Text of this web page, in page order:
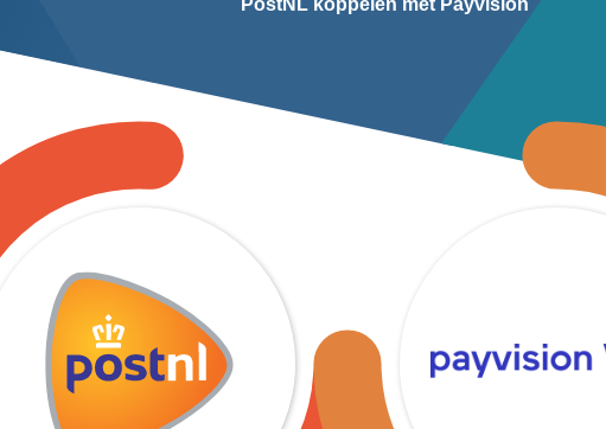
PostNL koppelen met Payvision